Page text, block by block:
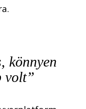
könnyen
volt”